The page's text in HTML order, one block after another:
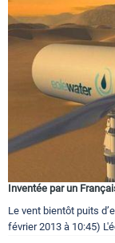
Inventée par un
Le vent bientôt puits
février 2013 à 10:45)